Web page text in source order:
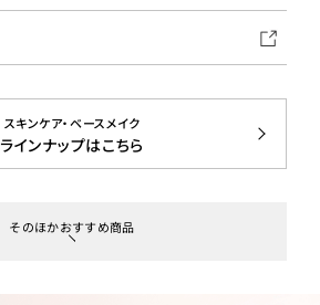
スキンケア・ベースメイク
ラインナップはこちら
そのほかおすすめ商品